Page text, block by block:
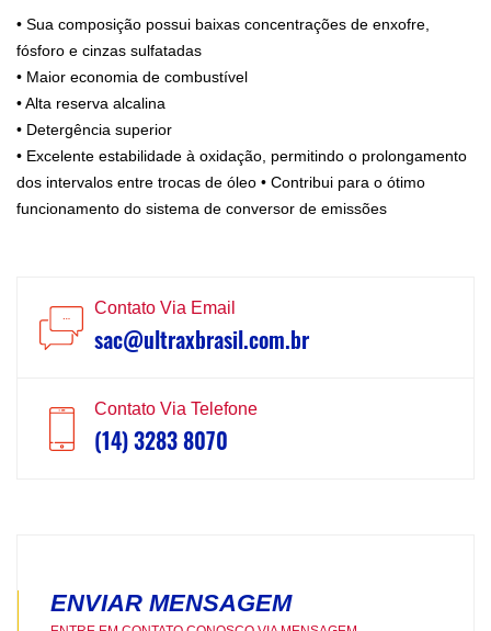
• Sua composição possui baixas concentrações de enxofre,
fósforo e cinzas sulfatadas
• Maior economia de combustível
• Alta reserva alcalina
• Detergência superior
• Excelente estabilidade à oxidação, permitindo o prolongamento
dos intervalos entre trocas de óleo • Contribui para o ótimo
funcionamento do sistema de conversor de emissões
Contato Via Email
sac@ultraxbrasil.com.br
Contato Via Telefone
(14) 3283 8070
ENVIAR MENSAGEM